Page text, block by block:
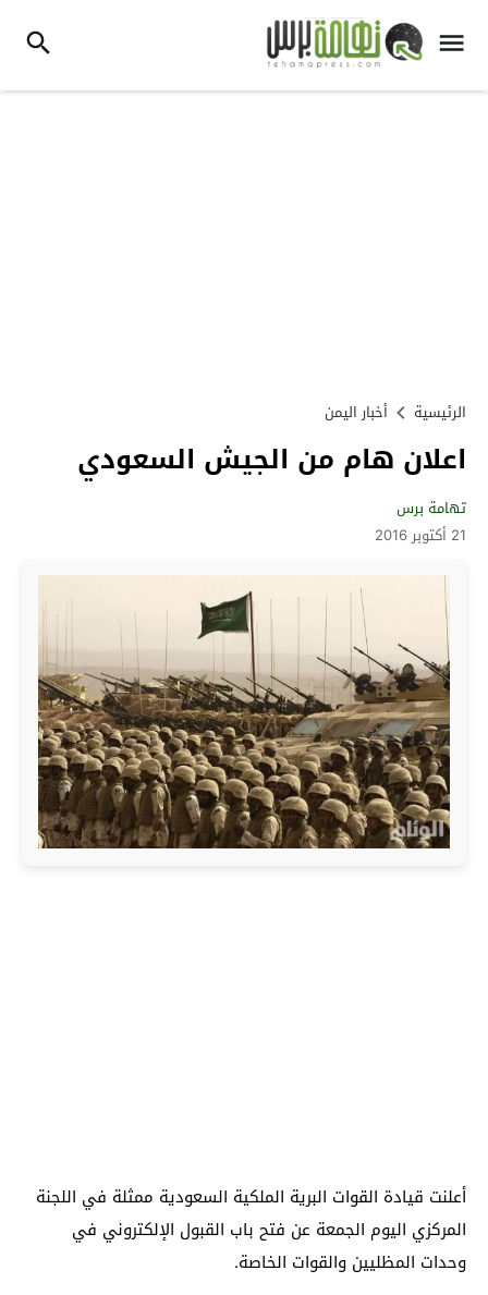
الرئيسية أخبار اليمن
اعلان هام من الجيش السعودي
تهامة برس
21 أكتوبر 2016
أعلنت قيادة القوات البرية الملكية السعودية ممثلة في اللجنة
المركزي اليوم الجمعة عن فتح باب القبول الإلكتروني في
وحدات المظليين والقوات الخاصة.